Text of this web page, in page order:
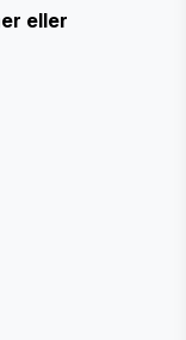
eller